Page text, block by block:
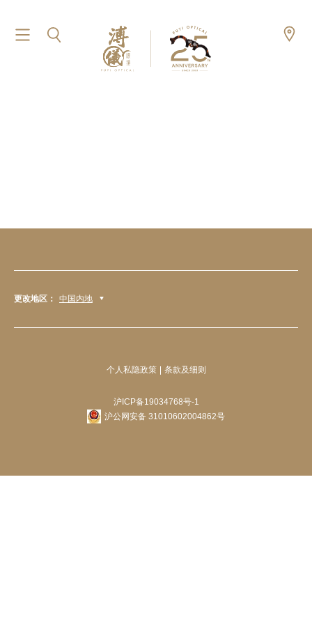
更改地区： 中国内地
个人私隐政策 条款及细则
沪ICP备19034768号-1
沪公网安备 31010602004862号